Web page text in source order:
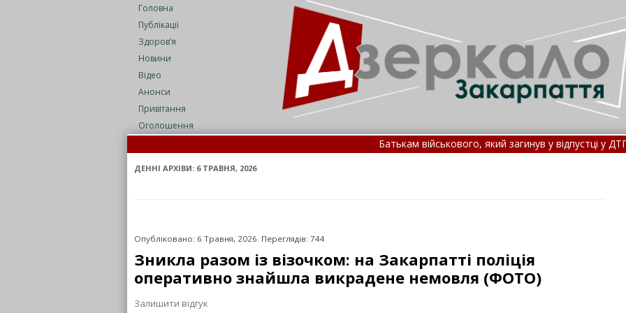
Головна
Публікації
Здоров’я
Новини
Відео
Анонси
Привітання
Оголошення
Батькам військового, який загинув у відпустці у ДТП, відмовили у
Підлітка з Угорщини віднесло течією на Закарпаття, його товариш
ДЕННІ АРХІВИ: 6 ТРАВНЯ, 2026
Опубліковано: 6 Травня, 2026. Переглядів: 744
Зникла разом із візочком: на Закарпатті поліція
оперативно знайшла викрадене немовля (ФОТО)
Залишити відгук